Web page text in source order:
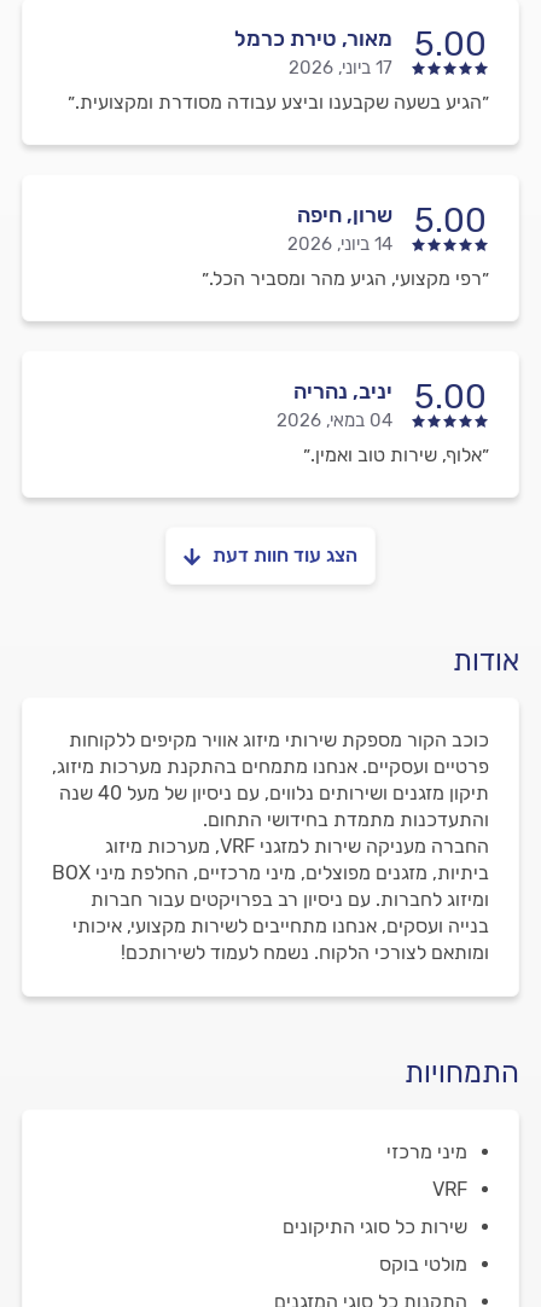
5.00 מאור, טירת כרמל
17 ביוני, 2026
״הגיע בשעה שקבענו וביצע עבודה מסודרת ומקצועית.״
5.00 שרון, חיפה
14 ביוני, 2026
״רפי מקצועי, הגיע מהר ומסביר הכל.״
5.00 יניב, נהריה
04 במאי, 2026
״אלוף, שירות טוב ואמין.״
הצג עוד חוות דעת
אודות
כוכב הקור מספקת שירותי מיזוג אוויר מקיפים ללקוחות
פרטיים ועסקיים. אנחנו מתמחים בהתקנת מערכות מיזוג,
תיקון מזגנים ושירותים נלווים, עם ניסיון של מעל 40 שנה
והתעדכנות מתמדת בחידושי התחום.
החברה מעניקה שירות למזגני VRF, מערכות מיזוג
ביתיות, מזגנים מפוצלים, מיני מרכזיים, החלפת מיני BOX
ומיזוג לחברות. עם ניסיון רב בפרויקטים עבור חברות
בנייה ועסקים, אנחנו מתחייבים לשירות מקצועי, איכותי
ומותאם לצורכי הלקוח. נשמח לעמוד לשירותכם!
התמחויות
מיני מרכזי
VRF
שירות כל סוגי התיקונים
מולטי בוקס
התקנות כל סוגי המזגנים